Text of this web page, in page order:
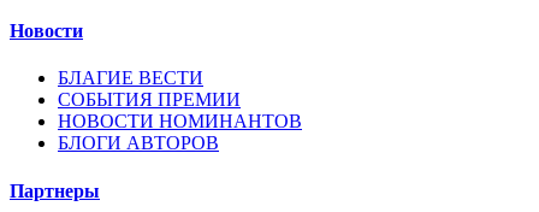
Новости
БЛАГИЕ ВЕСТИ
СОБЫТИЯ ПРЕМИИ
НОВОСТИ НОМИНАНТОВ
БЛОГИ АВТОРОВ
Партнеры